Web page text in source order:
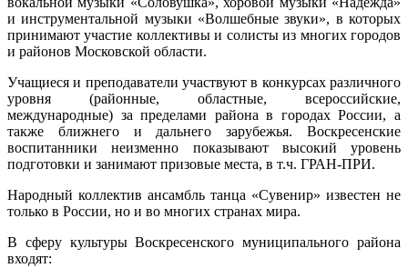
и инструментальной музыки «Волшебные звуки», в которых
принимают участие коллективы и солисты из многих городов
и районов Московской области.
Учащиеся и преподаватели участвуют в конкурсах различного
уровня (районные, областные, всероссийские,
международные) за пределами района в городах России, а
также ближнего и дальнего зарубежья. Воскресенские
воспитанники неизменно показывают высокий уровень
подготовки и занимают призовые места, в т.ч. ГРАН-ПРИ.
Народный коллектив ансамбль танца «Сувенир» известен не
только в России, но и во многих странах мира.
В сферу культуры Воскресенского муниципального района
входят: